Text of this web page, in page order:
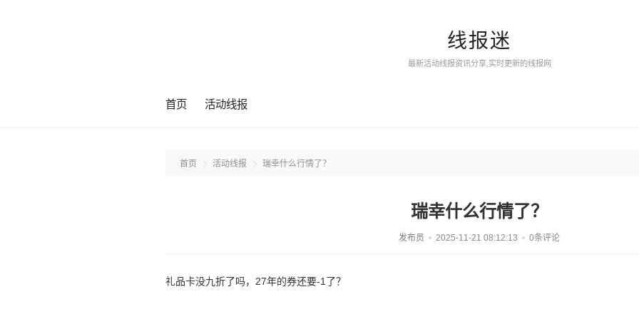
线报迷
最新活动线报资讯分享,实时更新的线报网
首页 活动线报
首页 活动线报 瑞幸什么行情了？
瑞幸什么行情了？
发布员 2025-11-21 08:12:13 0条评论
礼品卡没九折了吗，27年的券还要-1了？